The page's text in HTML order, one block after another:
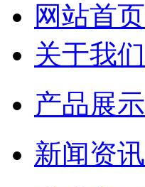
网站首页
关于我们
产品展示
新闻资讯